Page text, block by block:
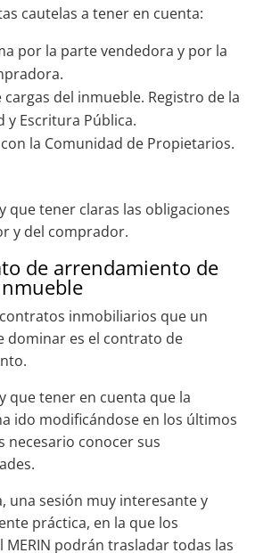
cautelas a tener en cuenta:
por la parte vendedora y por la
cargas del inmueble. Registro de la
y Escritura Pública.
la Comunidad de Propietarios.
que tener claras las obligaciones
y del comprador.
de arrendamiento de
inmobiliarios que un
dominar es el contrato de
que tener en cuenta que la
ido modificándose en los últimos
necesario conocer sus
una sesión muy interesante y
práctica, en la que los
MERIN podrán trasladar todas las